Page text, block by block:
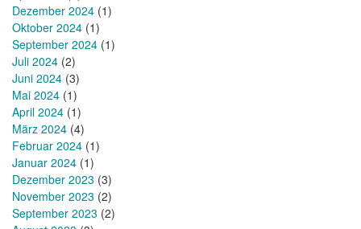
Dezember 2024 (1)
Oktober 2024 (1)
September 2024 (1)
Juli 2024 (2)
Juni 2024 (3)
Mai 2024 (1)
April 2024 (1)
März 2024 (4)
Februar 2024 (1)
Januar 2024 (1)
Dezember 2023 (3)
November 2023 (2)
September 2023 (2)